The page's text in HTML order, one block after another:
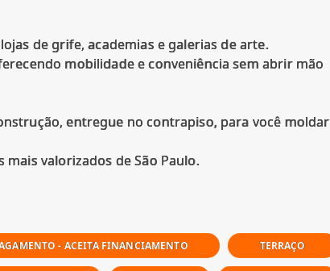
de grife, academias e galerias de arte.
mobilidade e conveniência sem abrir mão
entregue no contrapiso, para você moldar
Viva com sofisticação, liberdade e personalização em um dos bairros mais valorizados de São Paulo.
- ACEITA FINANCIAMENTO TERRAÇO